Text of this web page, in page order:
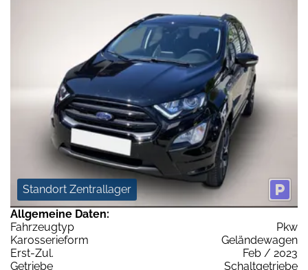
Standort Zentrallager
Allgemeine Daten:
Fahrzeugtyp
Pkw
Karosserieform
Geländewagen
Erst-Zul.
Feb / 2023
Getriebe
Schaltgetriebe